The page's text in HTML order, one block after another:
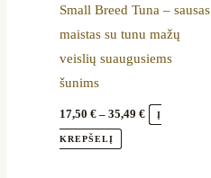
Small Breed Tuna – sausas
maistas su tunu mažų
veislių suaugusiems
šunims
17,50€ – 35,49€ Į
KREPŠELĮ
be
chosen
on
product